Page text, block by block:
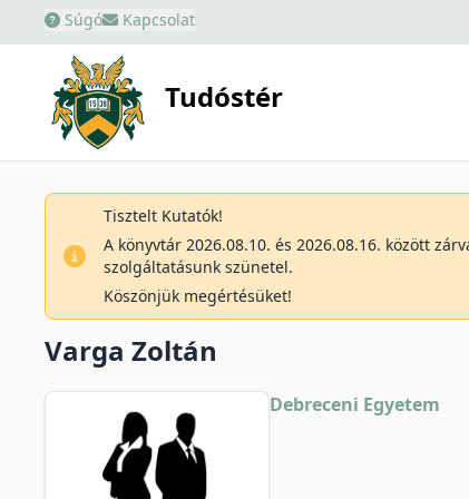
Súgó Kapcsolat
Tudóstér
Tisztelt Kutatók!
A könyvtár 2026.08.10. és 2026.08.16. között
szolgáltatásunk szünetel.
Köszönjük megértésüket!
Varga Zoltán
Debreceni Egyetem